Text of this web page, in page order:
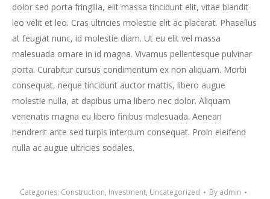
dolor sed porta fringilla, elit massa tincidunt elit, vitae blandit
leo velit et leo. Cras ultricies molestie elit ac placerat. Phasellus
at feugiat nunc, id molestie diam. Ut eu elit vel massa
malesuada ornare in id magna. Vivamus pellentesque pulvinar
porta. Curabitur cursus condimentum ex non aliquam. Morbi
consequat, neque tincidunt auctor mattis, libero augue
molestie nulla, at dapibus urna libero nec dolor. Aliquam
venenatis magna eu libero finibus malesuada. Aenean
hendrerit ante sed turpis interdum consequat. Proin eleifend
nulla ac augue ultricies sodales.
Categories: Construction, Investment, Uncategorized By admin